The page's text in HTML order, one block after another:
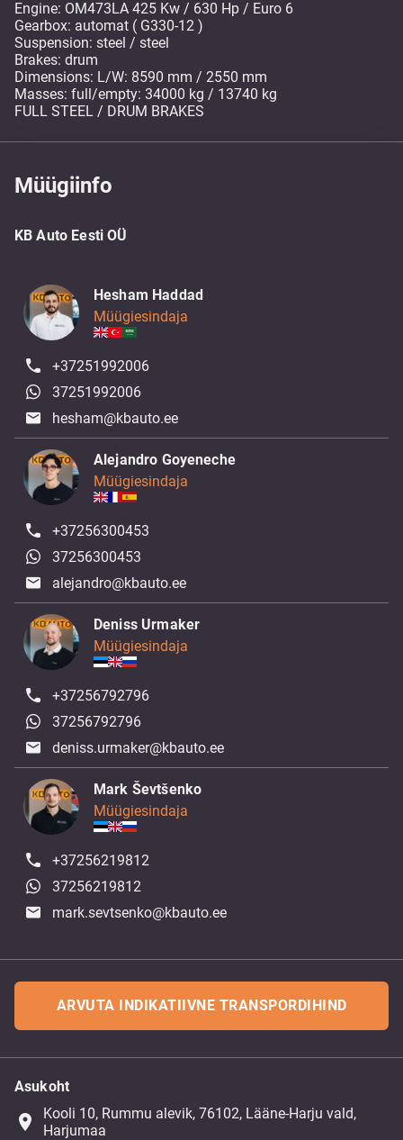
Engine: OM473LA 425 Kw / 630 Hp / Euro 6
Gearbox: automat ( G330-12 )
Suspension: steel / steel
Brakes: drum
Dimensions: L/W: 8590 mm / 2550 mm
Masses: full/empty: 34000 kg / 13740 kg
FULL STEEL / DRUM BRAKES
Müügiinfo
KB Auto Eesti OÜ
Hesham Haddad
Müügiesindaja
+37251992006
37251992006
hesham@kbauto.ee
Alejandro Goyeneche
Müügiesindaja
+37256300453
37256300453
alejandro@kbauto.ee
Deniss Urmaker
Müügiesindaja
+37256792796
37256792796
deniss.urmaker@kbauto.ee
Mark Ševtšenko
Müügiesindaja
+37256219812
37256219812
mark.sevtsenko@kbauto.ee
ARVUTA INDIKATIIVNE TRANSPORDIHIND
Asukoht
place
Kooli 10, Rummu alevik, 76102, Lääne-Harju vald,
Harjumaa